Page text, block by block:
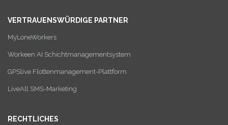
VERTRAUENSWÜRDIGE PARTNER
MyLoneWorkers
Workeen AI Schichtmanagementsystem
GPSlive Flottenmanagement-Plattform
LiveAll SMS-Marketing
RECHTLICHES